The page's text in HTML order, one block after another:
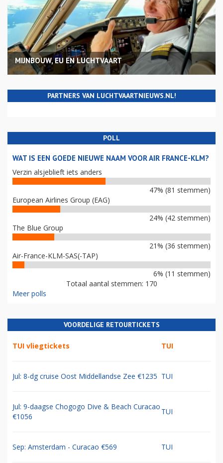
MIJNBOUW, EU EN LUCHTVAART
PARTNERS VAN LUCHTVAARTNIEUWS.NL!
POLL
WAT IS EEN GOEDE NIEUWE NAAM VOOR AIR FRANCE-KLM?
Verzin alsjeblieft iets anders
47% (81 stemmen)
European Airlines Group (EAG)
24% (42 stemmen)
The Blue Group
21% (36 stemmen)
Air-France-KLM-SAS(-TAP)
6% (11 stemmen)
Totaal aantal stemmen: 170
Meer polls
VOORDELIGE RETOURTICKETS
TUI vliegtickets TUI
Jul: 8-dg cruise Oost Middellandse Zee €1235 TUI
Jul: 9-daagse Chogogo Dive & Beach Curacao
€1056
TUI
Sep: Amsterdam - Curacao €569 TUI